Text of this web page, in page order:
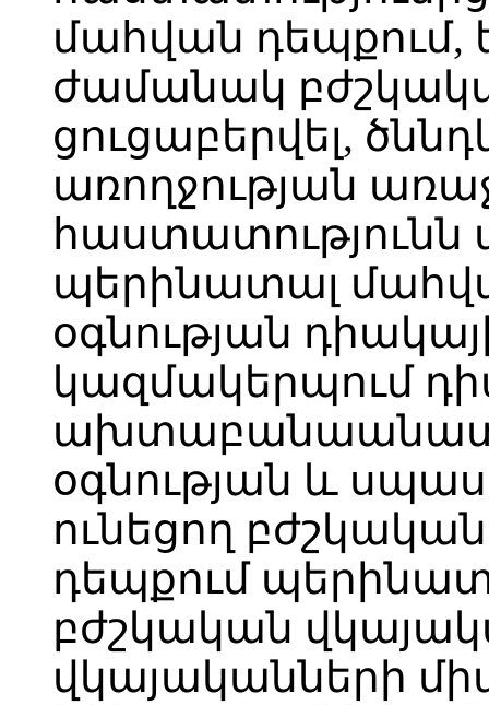
մահվան դեպքում,
ժամանակ
ցուցաբերվել,
առողջության
հաստատությունն
պերինատալ
օգնության
կազմակերպում
օգնության և
ունեցող
դեպքում
բժշկական
վկայականների